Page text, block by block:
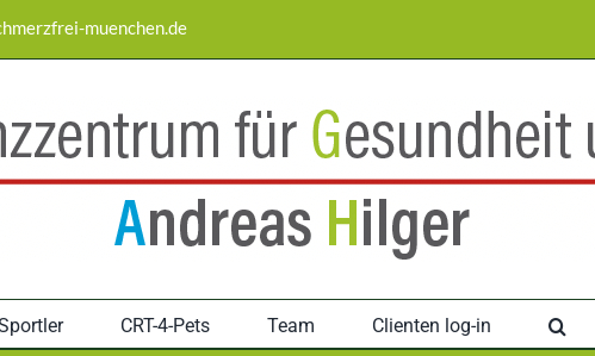
muenchen.de
CRT-4-Pets Team Clienten log-in